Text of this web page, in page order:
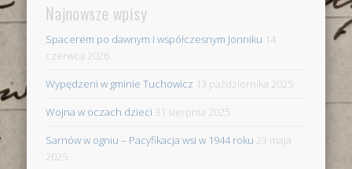
Najnowsze wpisy
Spacerem po dawnym i współczesnym Jonniku 14
czerwca 2026
Wypędzeni w gminie Tuchowicz 13 października 2025
Wojna w oczach dzieci 31 sierpnia 2025
Sarnów w ogniu – Pacyfikacja wsi w 1944 roku 23 maja
2025